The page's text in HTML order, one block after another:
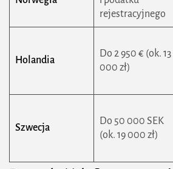
rejestracyjnego
Holandia
Do 2 950 € (ok. 13
000 zł)
Szwecja
Do 50 000 SEK
(ok. 19 000 zł)